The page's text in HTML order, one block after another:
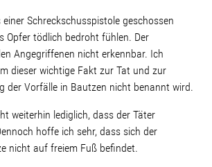
Termine
Stellenangebot
Kontakt
Team
Schreckschusspistole geschossen
Opfer tödlich bedroht fühlen. Der
Angegriffenen nicht erkennbar. Ich
dieser wichtige Fakt zur Tat und zur
der Vorfälle in Bautzen nicht benannt wird.
weiterhin lediglich, dass der Täter
hoffe ich sehr, dass sich der
nicht auf freiem Fuß befindet.